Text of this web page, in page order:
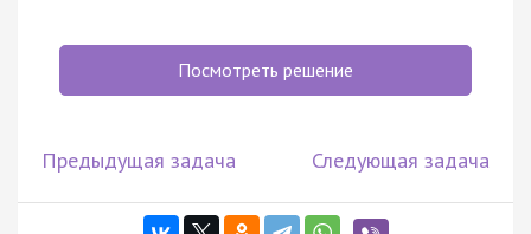
Посмотреть решение
Предыдущая задача Следующая задача